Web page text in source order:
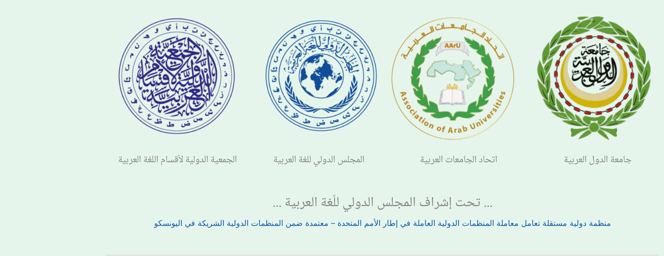
جامعة الدول العربية اتحاد الجامعات العربية المجلس الدولي للغة العربية الجمعية الدولية لأقسام اللغة العربية
... تحت إشراف المجلس الدولي للّغة العربية ...
منظمة دولية مستقلة تعامل معاملة المنظمات الدولية العاملة في إطار الأمم المتحدة – معتمدة ضمن المنظمات الدولية الشريكة في اليونسكو